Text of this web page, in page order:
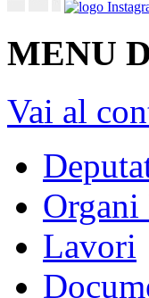
MENU
Vai al
Organi
Lavori